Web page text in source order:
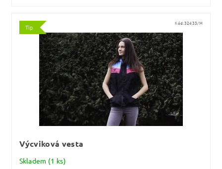
Tip
Kód:32433/M
Výcviková vesta
Skladem (1 ks)